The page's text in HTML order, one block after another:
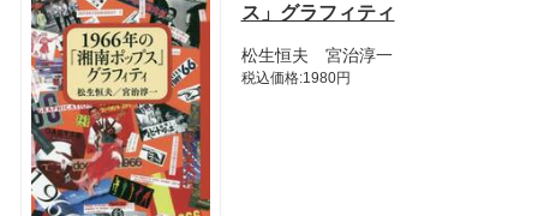
ス」グラフィティ
松生恒夫 宮治淳一
税込価格:1980円